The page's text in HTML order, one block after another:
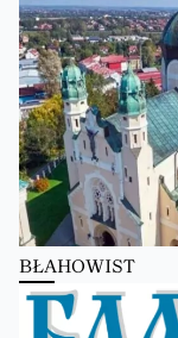
Kościół
zmienił(a)
11 hours ago
Kościół
2 days ago
Школи
✨ Хочеш не просто
таланти та
Запрошуємо тебе
BŁAHOWIST